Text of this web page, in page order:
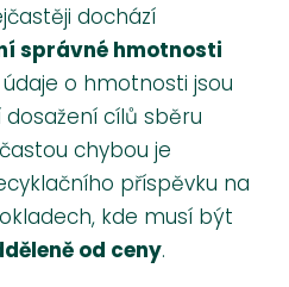
dochází
správné hmotnosti
o hmotnosti jsou
cílů sběru
chybou je
příspěvku na
kde musí být
od ceny.